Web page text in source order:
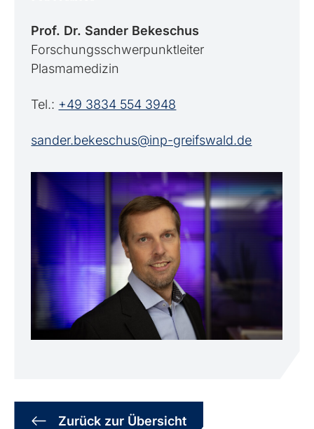
Prof. Dr. Sander Bekeschus
Forschungsschwerpunktleiter
Plasmamedizin
Tel.: +49 3834 554 3948
sander.bekeschus@inp-greifswald.de
Zurück zur Übersicht